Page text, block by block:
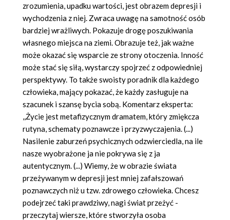
zrozumienia, upadku wartości, jest obrazem depresji i
wychodzenia z niej. Zwraca uwagę na samotność osób
bardziej wrażliwych. Pokazuje drogę poszukiwania
własnego miejsca na ziemi. Obrazuje też, jak ważne
może okazać się wsparcie ze strony otoczenia. Inność
może stać się siłą, wystarczy spojrzeć z odpowiedniej
perspektywy. To także swoisty poradnik dla każdego
człowieka, mający pokazać, że każdy zasługuje na
szacunek i szansę bycia sobą. Komentarz eksperta:
,,Życie jest metafizycznym dramatem, który zmiękcza
rutyna, schematy poznawcze i przyzwyczajenia. (...)
Nasilenie zaburzeń psychicznych odzwierciedla, na ile
nasze wyobrażone ja nie pokrywa się z ja
autentycznym. (...) Wiemy, że w obrazie świata
przeżywanym w depresji jest mniej zafałszowań
poznawczych niż u tzw. zdrowego człowieka. Chcesz
podejrzeć taki prawdziwy, nagi świat przeżyć -
przeczytaj wiersze, które stworzyła osoba